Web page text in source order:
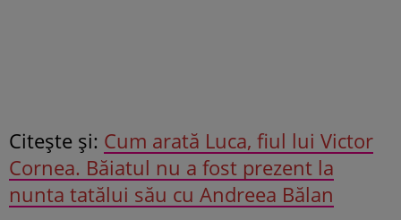
Citeşte şi: Cum arată Luca, fiul lui Victor
Cornea. Băiatul nu a fost prezent la
nunta tatălui său cu Andreea Bălan